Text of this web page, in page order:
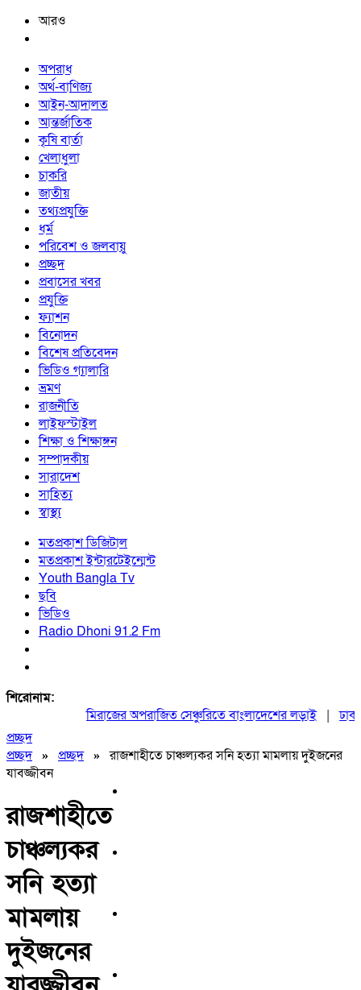
আরও
অপরাধ
অর্থ-বাণিজ্য
আইন-আদালত
আন্তর্জাতিক
কৃষি বার্তা
খেলাধুলা
চাকরি
জাতীয়
তথ্যপ্রযুক্তি
ধর্ম
পরিবেশ ও জলবায়ু
প্রচ্ছদ
প্রবাসের খবর
প্রযুক্তি
ফ্যাশন
বিনোদন
বিশেষ প্রতিবেদন
ভিডিও গ্যালারি
ভ্রমণ
রাজনীতি
লাইফস্টাইল
শিক্ষা ও শিক্ষাঙ্গন
সম্পাদকীয়
সারাদেশ
সাহিত্য
স্বাস্থ্য
মতপ্রকাশ ডিজিটাল
মতপ্রকাশ ইন্টারটেইন্মেন্ট
Youth Bangla Tv
ছবি
ভিডিও
Radio Dhoni 91.2 Fm
শিরোনাম:
মিরাজের অপরাজিত সেঞ্চুরিতে বাংলাদেশের লড়াই| ঢাকায়
প্রচ্ছদ
প্রচ্ছদ» প্রচ্ছদ»রাজশাহীতে চাঞ্চল্যকর সনি হত্যা মামলায় দুইজনের
যাবজ্জীবন
রাজশাহীতে
চাঞ্চল্যকর
সনি হত্যা
মামলায়
দুইজনের